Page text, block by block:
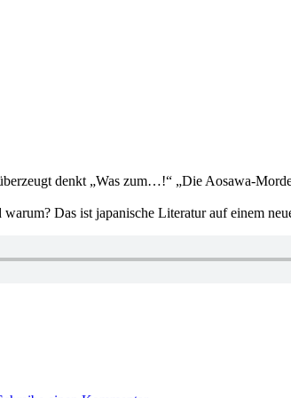
denkt „Was zum…!“ „Die Aosawa-
Das ist japanische Literatur auf einem